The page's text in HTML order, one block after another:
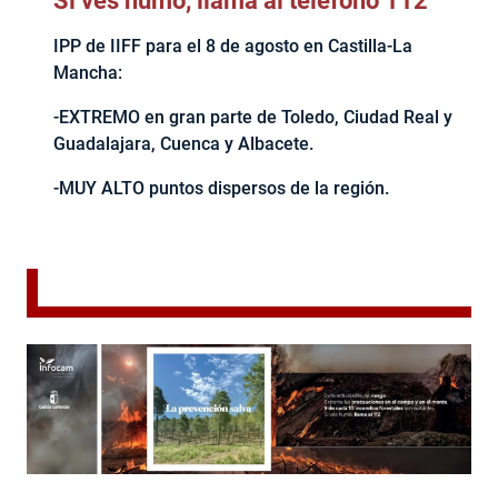
IPP de IIFF para el 8 de agosto en Castilla-La
Mancha:
-EXTREMO en gran parte de Toledo, Ciudad Real y
Guadalajara, Cuenca y Albacete.
-MUY ALTO puntos dispersos de la región.